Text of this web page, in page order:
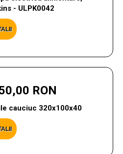
- ULPK0042
RON
cauciuc 320x100x40